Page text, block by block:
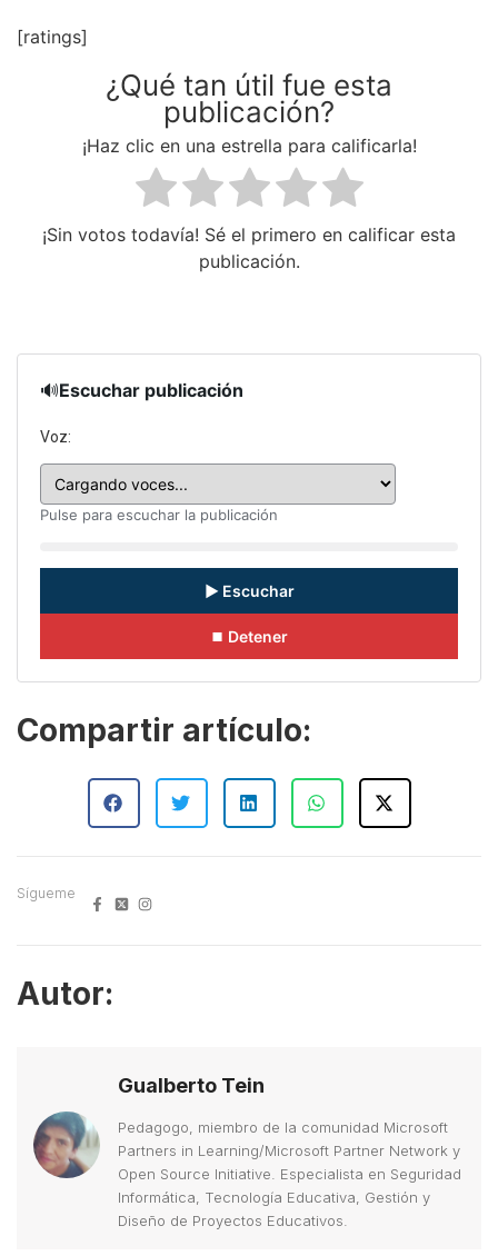
[ratings]
¿Qué tan útil fue esta
publicación?
¡Haz clic en una estrella para calificarla!
¡Sin votos todavía! Sé el primero en calificar esta
publicación.
🔊Escuchar publicación
Voz:
Pulse para escuchar la publicación
▶ Escuchar
⏹ Detener
Compartir artículo:
Sígueme
Autor:
Gualberto Tein
Pedagogo, miembro de la comunidad Microsoft
Partners in Learning/Microsoft Partner Network y
Open Source Initiative. Especialista en Seguridad
Informática, Tecnología Educativa, Gestión y
Diseño de Proyectos Educativos.